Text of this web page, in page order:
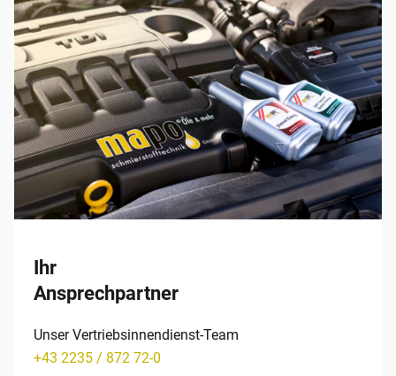
Ihr
Ansprechpartner
Unser Vertriebsinnendienst-Team
+43 2235 / 872 72-0